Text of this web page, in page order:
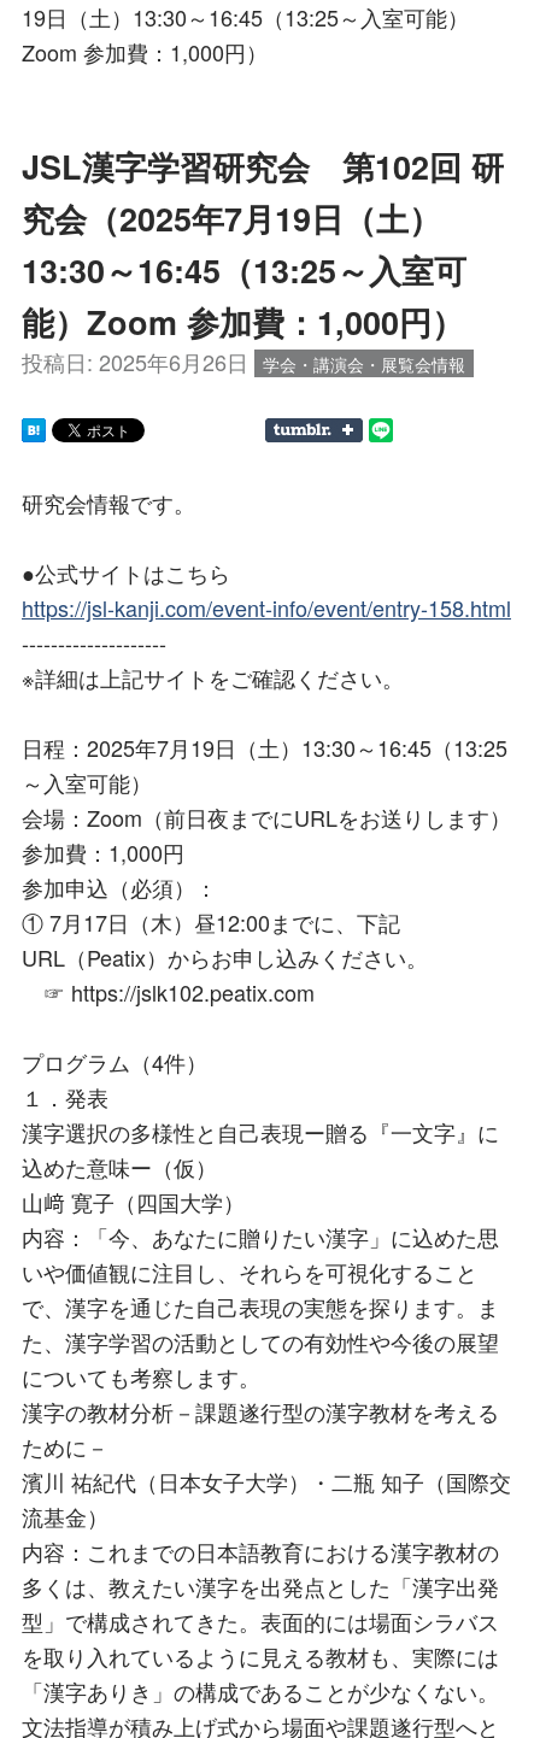
19日（土）13:30～16:45（13:25～入室可能）
Zoom 参加費：1,000円）
JSL漢字学習研究会 第102回 研
究会（2025年7月19日（土）
13:30～16:45（13:25～入室可
能）Zoom 参加費：1,000円）
投稿日: 2025年6月26日 学会・講演会・展覧会情報
研究会情報です。
●公式サイトはこちら
https://jsl-kanji.com/event-info/event/entry-158.html
--------------------
※詳細は上記サイトをご確認ください。
日程：2025年7月19日（土）13:30～16:45（13:25
～入室可能）
会場：Zoom（前日夜までにURLをお送りします）
参加費：1,000円
参加申込（必須）：
① 7月17日（木）昼12:00までに、下記
URL（Peatix）からお申し込みください。
☞ https://jslk102.peatix.com
プログラム（4件）
１．発表
漢字選択の多様性と自己表現ー贈る『一文字』に
込めた意味ー（仮）
山﨑 寛子（四国大学）
内容：「今、あなたに贈りたい漢字」に込めた思
いや価値観に注目し、それらを可視化すること
で、漢字を通じた自己表現の実態を探ります。ま
た、漢字学習の活動としての有効性や今後の展望
についても考察します。
漢字の教材分析－課題遂行型の漢字教材を考える
ために－
濱川 祐紀代（日本女子大学）・二瓶 知子（国際交
流基金）
内容：これまでの日本語教育における漢字教材の
多くは、教えたい漢字を出発点とした「漢字出発
型」で構成されてきた。表面的には場面シラバス
を取り入れているように見える教材も、実際には
「漢字ありき」の構成であることが少なくない。
文法指導が積み上げ式から場面や課題遂行型へと